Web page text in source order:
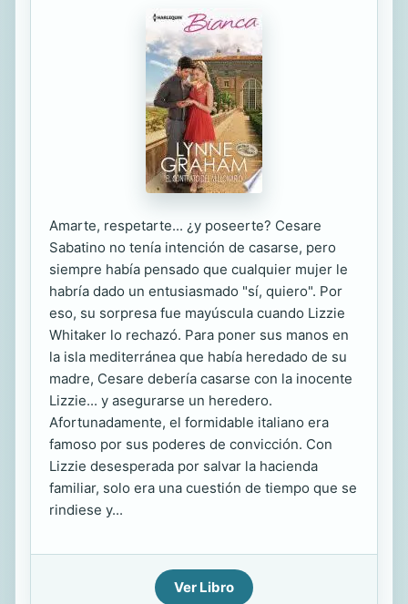
Amarte, respetarte... ¿y poseerte? Cesare
Sabatino no tenía intención de casarse, pero
siempre había pensado que cualquier mujer le
habría dado un entusiasmado "sí, quiero". Por
eso, su sorpresa fue mayúscula cuando Lizzie
Whitaker lo rechazó. Para poner sus manos en
la isla mediterránea que había heredado de su
madre, Cesare debería casarse con la inocente
Lizzie... y asegurarse un heredero.
Afortunadamente, el formidable italiano era
famoso por sus poderes de convicción. Con
Lizzie desesperada por salvar la hacienda
familiar, solo era una cuestión de tiempo que se
rindiese y...
Ver Libro